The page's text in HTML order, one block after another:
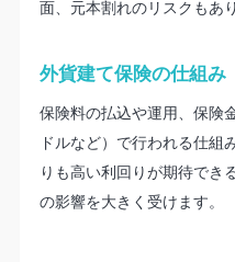
面、元本割れのリスクもあり
外貨建て保険の仕組み
保険料の払込や運用、保険
ドルなど）で行われる仕組
りも高い利回りが期待でき
の影響を大きく受けます。